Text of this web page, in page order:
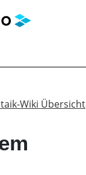
Wiki Übersicht